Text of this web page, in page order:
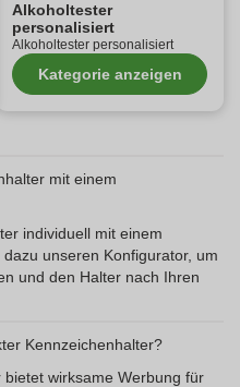
Alkoholtester
personalisiert
Alkoholtester personalisiert
Kategorie anzeigen
mit einem
individuell mit einem
unseren Konfigurator, um
und den Halter nach Ihren
Kennzeichenhalter?
wirksame Werbung für